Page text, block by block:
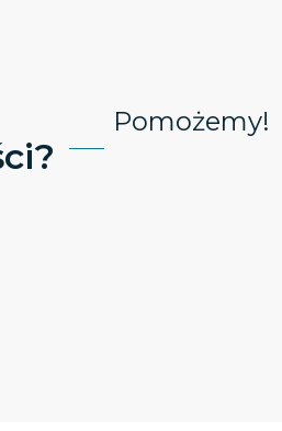
Pomożemy!